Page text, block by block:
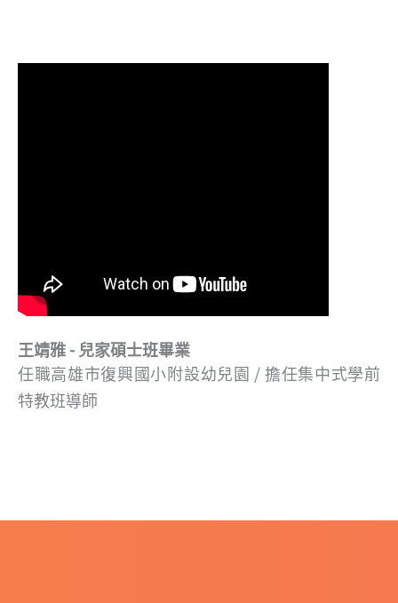
王靖雅 - 兒家碩士班畢業
任職高雄市復興國小附設幼兒園 / 擔任集中式學前
特教班導師